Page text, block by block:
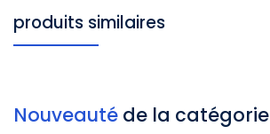
produits similaires
Nouveauté de la catégorie